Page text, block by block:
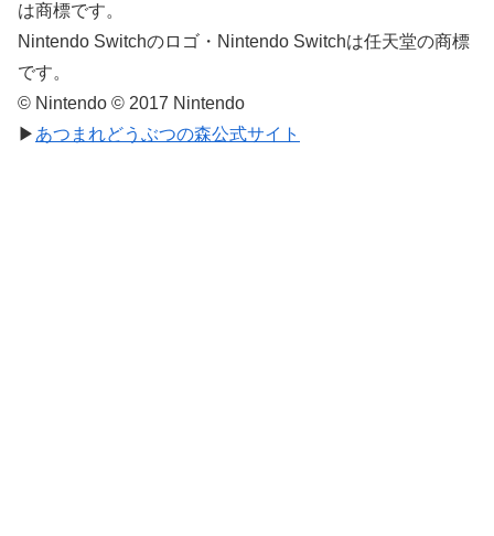
は商標です。
Nintendo Switchのロゴ・Nintendo Switchは任天堂の商標
です。
© Nintendo © 2017 Nintendo
▶ あつまれどうぶつの森公式サイト